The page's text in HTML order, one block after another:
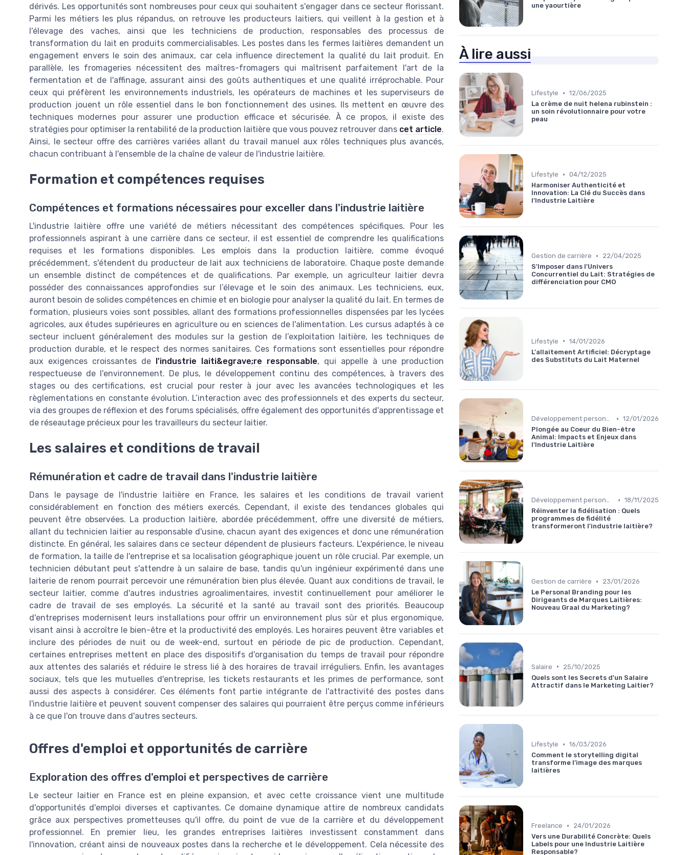
dérivés. Les opportunités sont nombreuses pour ceux qui souhaitent s'engager dans ce secteur florissant.
Parmi les métiers les plus répandus, on retrouve les producteurs laitiers, qui veillent à la gestion et à
l'élevage des vaches, ainsi que les techniciens de production, responsables des processus de
transformation du lait en produits commercialisables. Les postes dans les fermes laitières demandent un
engagement envers le soin des animaux, car cela influence directement la qualité du lait produit. En
parallèle, les fromageries nécessitent des maîtres-fromagers qui maîtrisent parfaitement l'art de la
fermentation et de l'affinage, assurant ainsi des goûts authentiques et une qualité irréprochable. Pour
ceux qui préfèrent les environnements industriels, les opérateurs de machines et les superviseurs de
production jouent un rôle essentiel dans le bon fonctionnement des usines. Ils mettent en œuvre des
techniques modernes pour assurer une production efficace et sécurisée. À ce propos, il existe des
stratégies pour optimiser la rentabilité de la production laitière que vous pouvez retrouver dans cet article.
Ainsi, le secteur offre des carrières variées allant du travail manuel aux rôles techniques plus avancés,
chacun contribuant à l'ensemble de la chaîne de valeur de l'industrie laitière.
Formation et compétences requises
Compétences et formations nécessaires pour exceller dans l'industrie laitière
L'industrie laitière offre une variété de métiers nécessitant des compétences spécifiques. Pour les
professionnels aspirant à une carrière dans ce secteur, il est essentiel de comprendre les qualifications
requises et les formations disponibles. Les emplois dans la production laitière, comme évoqué
précédemment, s'étendent du producteur de lait aux techniciens de laboratoire. Chaque poste demande
un ensemble distinct de compétences et de qualifications. Par exemple, un agriculteur laitier devra
posséder des connaissances approfondies sur l’élevage et le soin des animaux. Les techniciens, eux,
auront besoin de solides compétences en chimie et en biologie pour analyser la qualité du lait. En termes de
formation, plusieurs voies sont possibles, allant des formations professionnelles dispensées par les lycées
agricoles, aux études supérieures en agriculture ou en sciences de l'alimentation. Les cursus adaptés à ce
secteur incluent généralement des modules sur la gestion de l’exploitation laitière, les techniques de
production durable, et le respect des normes sanitaires. Ces formations sont essentielles pour répondre
aux exigences croissantes de l'industrie laiti&egrave;re responsable, qui appelle à une production
respectueuse de l'environnement. De plus, le développement continu des compétences, à travers des
stages ou des certifications, est crucial pour rester à jour avec les avancées technologiques et les
règlementations en constante évolution. L’interaction avec des professionnels et des experts du secteur,
via des groupes de réflexion et des forums spécialisés, offre également des opportunités d'apprentissage et
de réseautage précieux pour les travailleurs du secteur laitier.
Les salaires et conditions de travail
Rémunération et cadre de travail dans l'industrie laitière
Dans le paysage de l'industrie laitière en France, les salaires et les conditions de travail varient
considérablement en fonction des métiers exercés. Cependant, il existe des tendances globales qui
peuvent être observées. La production laitière, abordée précédemment, offre une diversité de métiers,
allant du technicien laitier au responsable d'usine, chacun ayant des exigences et donc une rémunération
distincte. En général, les salaires dans ce secteur dépendent de plusieurs facteurs. L'expérience, le niveau
de formation, la taille de l'entreprise et sa localisation géographique jouent un rôle crucial. Par exemple, un
technicien débutant peut s'attendre à un salaire de base, tandis qu'un ingénieur expérimenté dans une
laiterie de renom pourrait percevoir une rémunération bien plus élevée. Quant aux conditions de travail, le
secteur laitier, comme d'autres industries agroalimentaires, investit continuellement pour améliorer le
cadre de travail de ses employés. La sécurité et la santé au travail sont des priorités. Beaucoup
d'entreprises modernisent leurs installations pour offrir un environnement plus sûr et plus ergonomique,
visant ainsi à accroître le bien-être et la productivité des employés. Les horaires peuvent être variables et
inclure des périodes de nuit ou de week-end, surtout en période de pic de production. Cependant,
certaines entreprises mettent en place des dispositifs d'organisation du temps de travail pour répondre
aux attentes des salariés et réduire le stress lié à des horaires de travail irréguliers. Enfin, les avantages
sociaux, tels que les mutuelles d'entreprise, les tickets restaurants et les primes de performance, sont
aussi des aspects à considérer. Ces éléments font partie intégrante de l'attractivité des postes dans
l'industrie laitière et peuvent souvent compenser des salaires qui pourraient être perçus comme inférieurs
à ce que l'on trouve dans d'autres secteurs.
Offres d'emploi et opportunités de carrière
Exploration des offres d'emploi et perspectives de carrière
Le secteur laitier en France est en pleine expansion, et avec cette croissance vient une multitude
d'opportunités d'emploi diverses et captivantes. Ce domaine dynamique attire de nombreux candidats
grâce aux perspectives prometteuses qu'il offre, du point de vue de la carrière et du développement
professionnel. En premier lieu, les grandes entreprises laitières investissent constamment dans
l'innovation, créant ainsi de nouveaux postes dans la recherche et le développement. Cela nécessite des
une yaourtière
À lire aussi
Lifestyle • 12/06/2025
La crème de nuit helena rubinstein :
un soin révolutionnaire pour votre
peau
Lifestyle • 04/12/2025
Harmoniser Authenticité et
Innovation: La Clé du Succès dans
l'Industrie Laitière
Gestion de carrière •
22/04/2025
S'Imposer dans l'Univers
Concurrentiel du Lait: Stratégies de
différenciation pour CMO
Lifestyle • 14/01/2026
L'allaitement Artificiel: Décryptage
des Substituts du Lait Maternel
Développement personnel • 12/01/2026
Plongée au Coeur du Bien-être
Animal: Impacts et Enjeux dans
l'Industrie Laitière
Développement personnel • 18/11/2025
Réinventer la fidélisation : Quels
programmes de fidélité
transformeront l'industrie laitière?
Gestion de carrière •
23/01/2026
Le Personal Branding pour les
Dirigeants de Marques Laitières:
Nouveau Graal du Marketing?
Salaire •
25/10/2025
Quels sont les Secrets d'un Salaire
Attractif dans le Marketing Laitier?
Lifestyle • 16/03/2026
Comment le storytelling digital
transforme l’image des marques
laitières
Freelance •
24/01/2026
Vers une Durabilité Concrète: Quels
Labels pour une Industrie Laitière
Responsable?